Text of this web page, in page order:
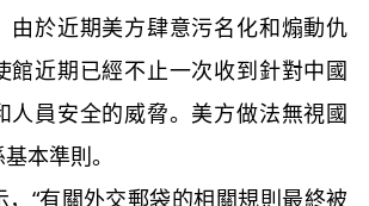
由於近期美方肆意污名化和煽動仇
館近期已經不止一次收到針對中國
人員安全的威脅。美方做法無視國
本準則。
“有關外交郵袋的相關規則最終被